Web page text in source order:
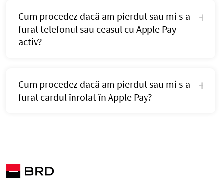
Cum procedez dacă am pierdut sau mi s-a
furat telefonul sau ceasul cu Apple Pay
activ?
Cum procedez dacă am pierdut sau mi s-a
furat cardul înrolat în Apple Pay?